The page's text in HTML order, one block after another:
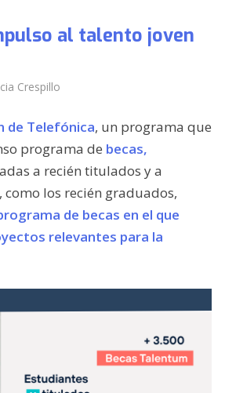
al talento joven
Crespillo
de Telefónica, un programa que
programa de becas,
a recién titulados y a
los recién graduados,
de becas en el que
relevantes para la